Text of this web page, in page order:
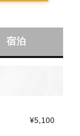
宿泊
¥5,100